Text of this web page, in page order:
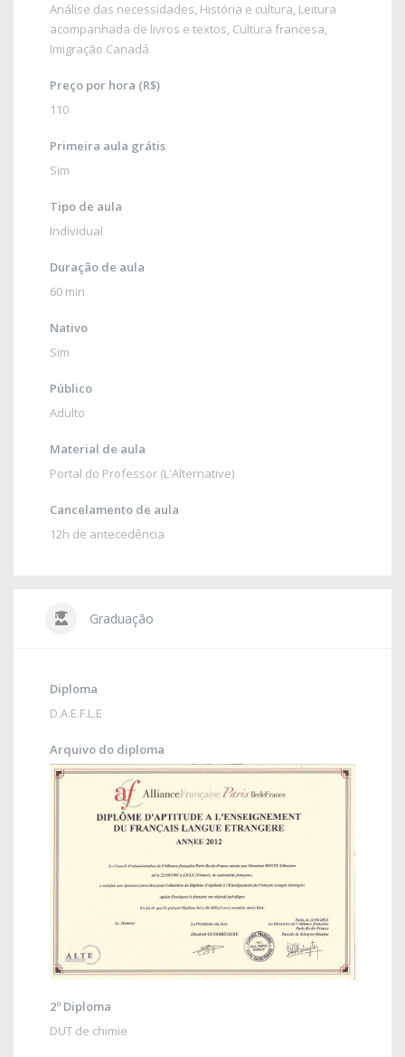
Análise das necessidades, História e cultura, Leitura
acompanhada de livros e textos, Cultura francesa,
Imigração Canadá
Preço por hora (R$)
110
Primeira aula grátis
Sim
Tipo de aula
Individual
Duração de aula
60 min
Nativo
Sim
Público
Adulto
Material de aula
Portal do Professor (L'Alternative)
Cancelamento de aula
12h de antecedência
Graduação
Diploma
D.A.E.F.L.E
Arquivo do diploma
2º Diploma
DUT de chimie